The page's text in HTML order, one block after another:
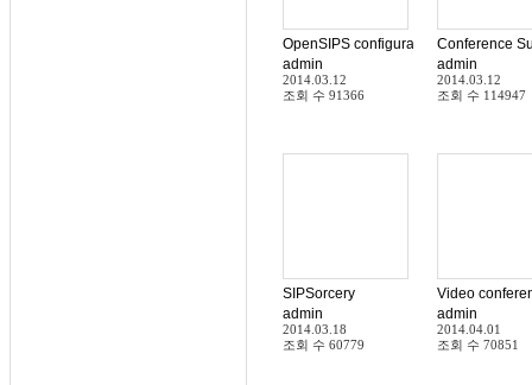
OpenSIPS configuration for 2 or more
admin
2014.03.12
조회 수 91366
Conference
admin
2014.03.12
조회 수 114947
SIPSorcery
admin
2014.03.18
조회 수 60779
Video
admin
2014.04.01
조회 수 70851